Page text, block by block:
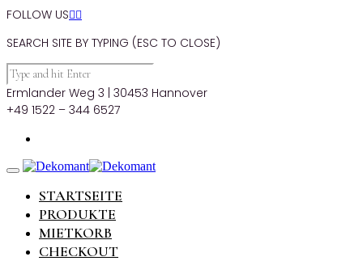
FOLLOW US
SEARCH SITE BY TYPING (ESC TO CLOSE)
Ermlander Weg 3 | 30453 Hannover
+49 1522 – 344 6527
STARTSEITE
PRODUKTE
MIETKORB
CHECKOUT